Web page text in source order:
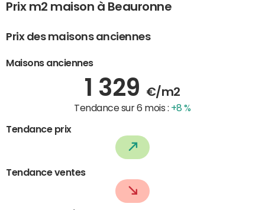
Prix m2 maison à Beauronne
Prix des maisons anciennes
Maisons anciennes
1 329 €/m2
Tendance sur 6 mois : +8 %
Tendance prix
Tendance ventes